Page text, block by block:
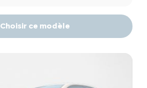
Choisir ce modèle